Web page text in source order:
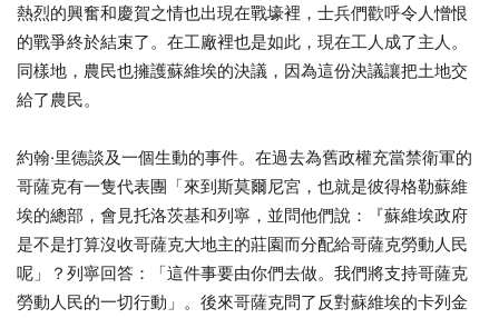
熱烈的興奮和慶賀之情也出現在戰壕裡，士兵們歡呼令人憎恨
的戰爭終於結束了。在工廠裡也是如此，現在工人成了主人。
同樣地，農民也擁護蘇維埃的決議，因為這份決議讓把土地交
給了農民。
約翰·里德談及一個生動的事件。在過去為舊政權充當禁衛軍的
哥薩克有一隻代表團「來到斯莫爾尼宮，也就是彼得格勒蘇維
埃的總部，會見托洛茨基和列寧，並問他們說：『蘇維埃政府
是不是打算沒收哥薩克大地主的莊園而分配給哥薩克勞動人民
呢」？列寧回答：「這件事要由你們去做。我們將支持哥薩克
勞動人民的一切行動」。後來哥薩克問了反對蘇維埃的卡列金